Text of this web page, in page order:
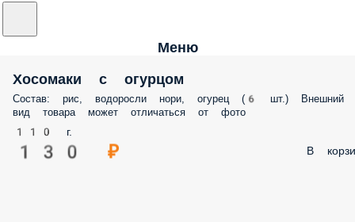
Меню
Хосомаки с огурцом
Состав: рис, водоросли нори, огурец (6 шт.) Внешний
вид товара может отличаться от фото
110 г.
130 ₽ В